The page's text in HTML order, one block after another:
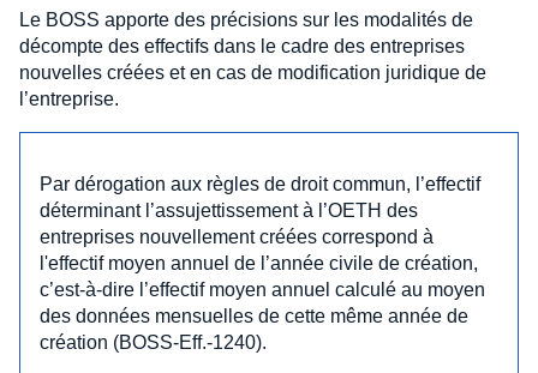
Le BOSS apporte des précisions sur les modalités de
décompte des effectifs dans le cadre des entreprises
nouvelles créées et en cas de modification juridique de
l’entreprise.
Par dérogation aux règles de droit commun, l’effectif
déterminant l’assujettissement à l’OETH des
entreprises nouvellement créées correspond à
l'effectif moyen annuel de l’année civile de création,
c’est-à-dire l’effectif moyen annuel calculé au moyen
des données mensuelles de cette même année de
création (BOSS-Eff.-1240).